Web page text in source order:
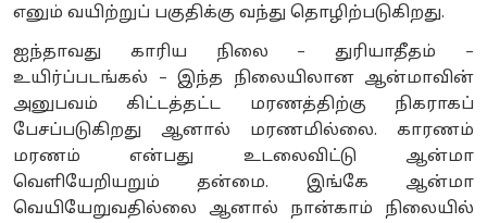
எனும் வயிற்றுப் பகுதிக்கு வந்து தொழிற்படுகிறது.
ஐந்தாவது காரிய நிலை – துரியாதீதம் –
உயிர்ப்படங்கல் – இந்த நிலையிலான ஆன்மாவின்
அனுபவம் கிட்டத்தட்ட மரணத்திற்கு நிகராகப்
பேசப்படுகிறது ஆனால் மரணமில்லை. காரணம்
மரணம் என்பது உடலைவிட்டு ஆன்மா
வெளியேறியறும் தன்மை. இங்கே ஆன்மா
வெயியேறுவதில்லை ஆனால் நான்காம் நிலையில்